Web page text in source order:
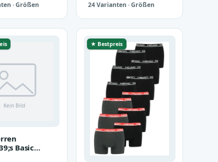
· Größen 24 Varianten · Größen
Basic
Shorts 5 er
★ Bestpreis